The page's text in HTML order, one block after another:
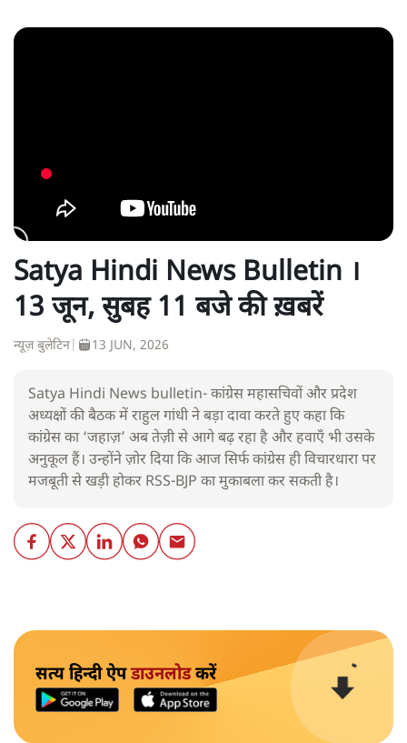
Satya Hindi News Bulletin ।
13 जून, सुबह 11 बजे की ख़बरें
न्यूज़ बुलेटिन 13 JUN, 2026
Satya Hindi News bulletin- कांग्रेस महासचिवों और प्रदेश
अध्यक्षों की बैठक में राहुल गांधी ने बड़ा दावा करते हुए कहा कि
कांग्रेस का ‘जहाज़’ अब तेज़ी से आगे बढ़ रहा है और हवाएँ भी उसके
अनुकूल हैं। उन्होंने ज़ोर दिया कि आज सिर्फ कांग्रेस ही विचारधारा पर
मजबूती से खड़ी होकर RSS-BJP का मुकाबला कर सकती है।
सत्य हिन्दी ऐपडाउनलोडकरें